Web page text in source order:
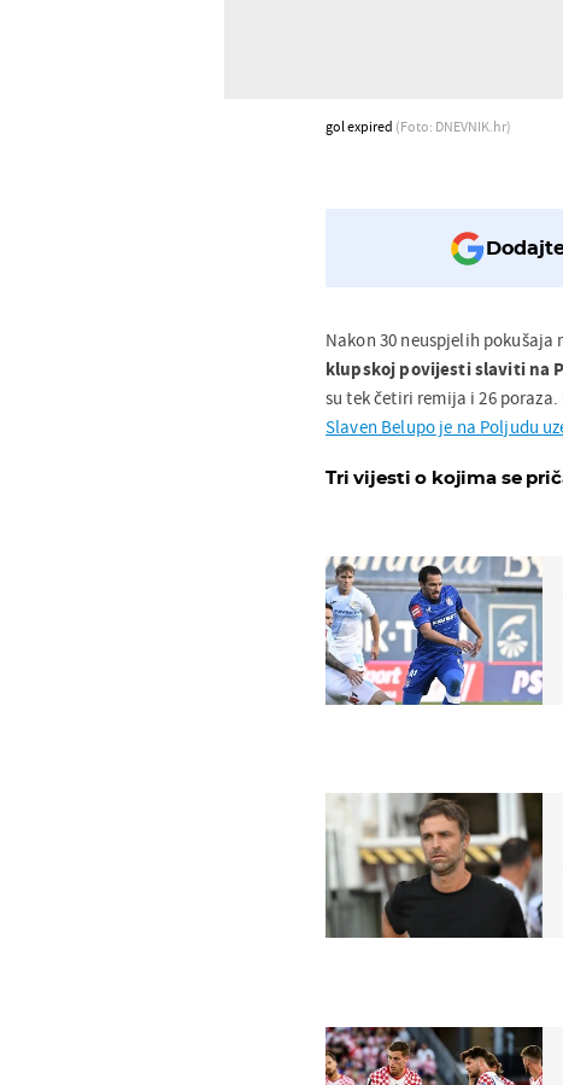
gol expired (Foto: DNEVNIK.hr)
Nakon 30 neuspjelih pokušaja
klupskoj povijesti slaviti na
su tek četiri remija i 26
Slaven Belupo je na Poljudu
Tri vijesti o kojima se